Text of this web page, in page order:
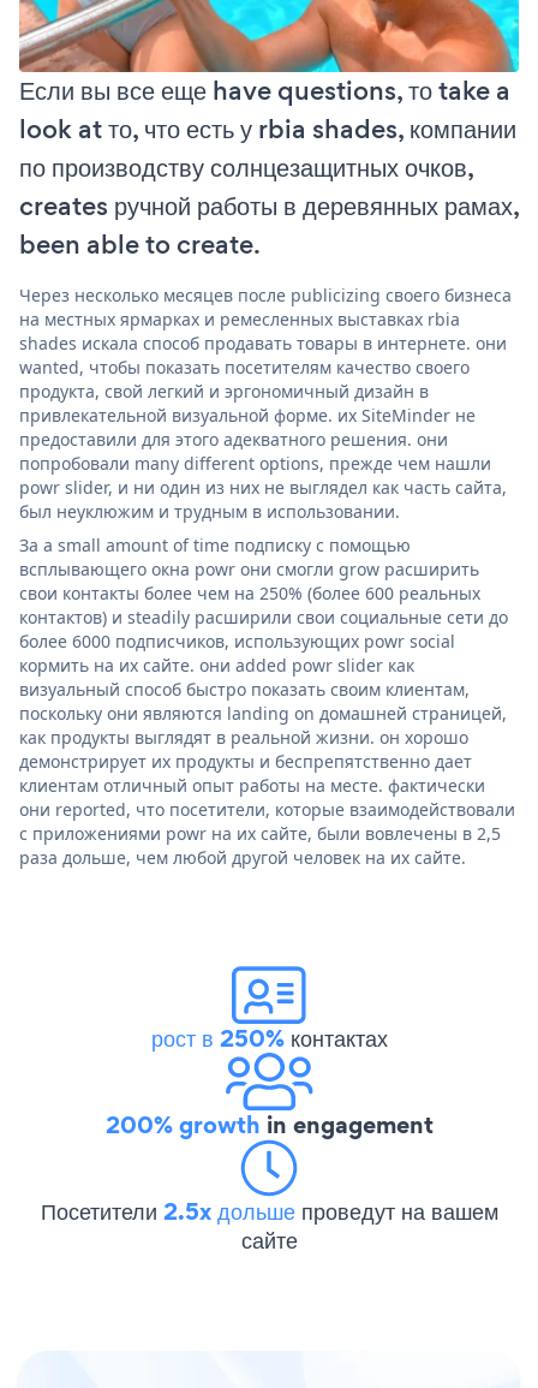
Если вы все еще have questions, то take a
look at то, что есть у rbia shades, компании
по производству солнцезащитных очков,
creates ручной работы в деревянных рамах,
been able to create.
Через несколько месяцев после publicizing своего бизнеса
на местных ярмарках и ремесленных выставках rbia
shades искала способ продавать товары в интернете. они
wanted, чтобы показать посетителям качество своего
продукта, свой легкий и эргономичный дизайн в
привлекательной визуальной форме. их SiteMinder не
предоставили для этого адекватного решения. они
попробовали many different options, прежде чем нашли
powr slider, и ни один из них не выглядел как часть сайта,
был неуклюжим и трудным в использовании.
За a small amount of time подписку с помощью
всплывающего окна powr они смогли grow расширить
свои контакты более чем на 250% (более 600 реальных
контактов) и steadily расширили свои социальные сети до
более 6000 подписчиков, использующих powr social
кормить на их сайте. они added powr slider как
визуальный способ быстро показать своим клиентам,
поскольку они являются landing on домашней страницей,
как продукты выглядят в реальной жизни. он хорошо
демонстрирует их продукты и беспрепятственно дает
клиентам отличный опыт работы на месте. фактически
они reported, что посетители, которые взаимодействовали
с приложениями powr на их сайте, были вовлечены в 2,5
раза дольше, чем любой другой человек на их сайте.
рост в 250%контактах
200% growth in engagement
Посетители 2.5x дольше проведут на вашем
сайте